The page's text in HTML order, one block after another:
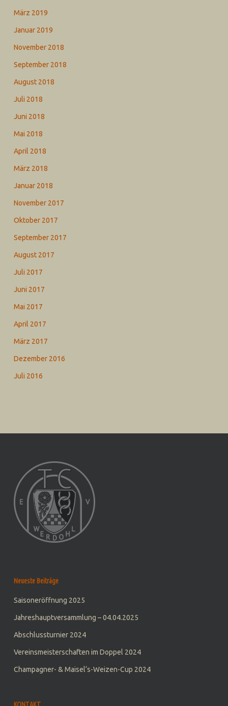
März 2019
Januar 2019
November 2018
September 2018
August 2018
Juli 2018
Juni 2018
Mai 2018
April 2018
März 2018
Januar 2018
November 2017
Oktober 2017
September 2017
August 2017
Juli 2017
Juni 2017
Mai 2017
April 2017
März 2017
Dezember 2016
Juli 2016
Neueste Beiträge
Saisoneröffnung 2025
Jahreshauptversammlung – 04.04.2025
Abschlussturnier 2024
Vereinsmeisterschaften im Doppel 2024
Champagner- & Maisel‘s-Weizen-Cup 2024